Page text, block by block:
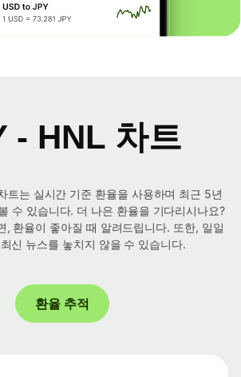
- HNL 차트
트는 실시간 기준 환율을 사용하며 최근 5년
수 있습니다. 더 나은 환율을 기다리시나요?
, 환율이 좋아질 때 알려드립니다. 또한, 일일
신 뉴스를 놓치지 않을 수 있습니다.
환율 추적